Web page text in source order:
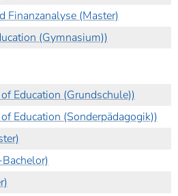
Finanzanalyse (Master)
(Gymnasium))
Education (Grundschule))
Education (Sonderpädagogik))